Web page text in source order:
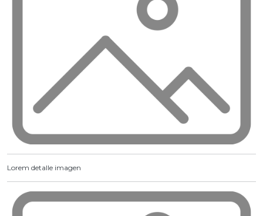
Lorem detalle imagen